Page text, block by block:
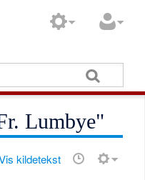
Lumbye"
kildetekst